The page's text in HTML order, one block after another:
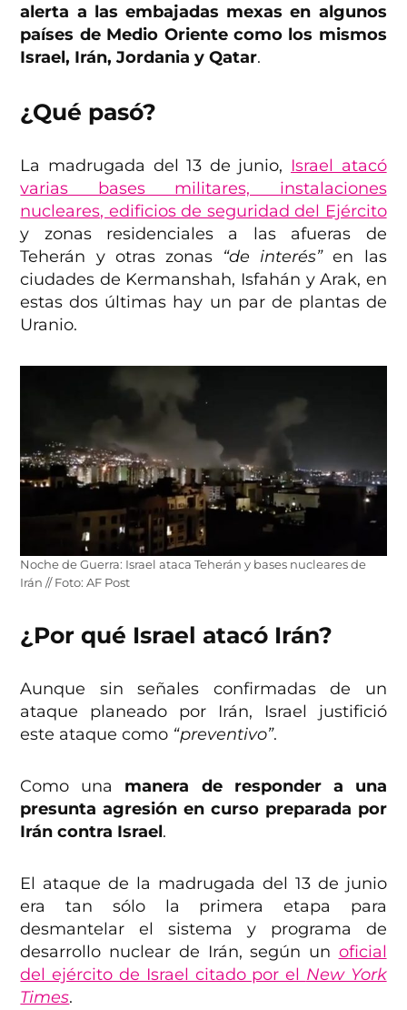
alerta a las embajadas mexas en algunos
países de Medio Oriente como los mismos
Israel, Irán, Jordania y Qatar.
¿Qué pasó?
La madrugada del 13 de junio, Israel atacó
varias bases militares, instalaciones
nucleares, edificios de seguridad del Ejército
y zonas residenciales a las afueras de
Teherán y otras zonas “de interés”en las
ciudades de Kermanshah, Isfahán y Arak, en
estas dos últimas hay un par de plantas de
Uranio.
Noche de Guerra: Israel ataca Teherán y bases nucleares de
Irán // Foto: AF Post
¿Por qué Israel atacó Irán?
Aunque sin señales confirmadas de un
ataque planeado por Irán, Israel justifició
este ataque como “preventivo”.
Como una manera de responder a una
presunta agresión en curso preparada por
Irán contra Israel.
El ataque de la madrugada del 13 de junio
era tan sólo la primera etapa para
desmantelar el sistema y programa de
desarrollo nuclear de Irán, según un oficial
del ejército de Israel citado por el New York
Times.